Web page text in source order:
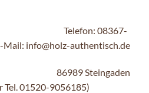
Telefon: 08367-
authentisch.de
86989 Steingaden
Tel. 01520-9056185)